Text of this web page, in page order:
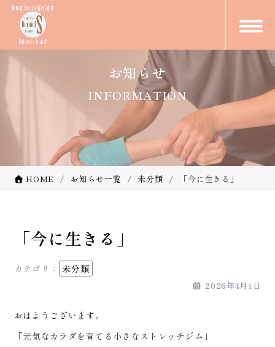
INFORMATION
お知らせ
HOME お知らせ一覧 未分類 「今に生きる」
「今に生きる」
カテゴリ： 未分類
2026年4月1日
おはようございます。
「元気なカラダを育てる小さなストレッチジム」